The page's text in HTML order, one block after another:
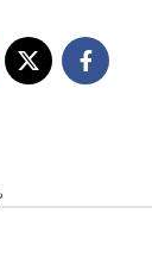
پارامترهای آب سالم